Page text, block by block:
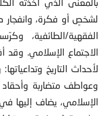
لشخصٍ أو فكرة، وانفجار
الفقهية/الطائفية،
الاجتماع الإسلامي. وقد
لأحداث التاريخ
وعواطف متضاربة وأحقاد
الإسلامي، يضاف إليها
مشوهة لحدث قديم.